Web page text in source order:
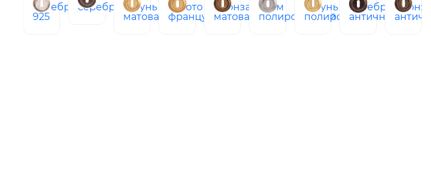
серебро
925
серебро
латунь
матовая
золото
французское
бронза
матовая
хром
полированный
латунь
полированная
серебро
античное
бронза